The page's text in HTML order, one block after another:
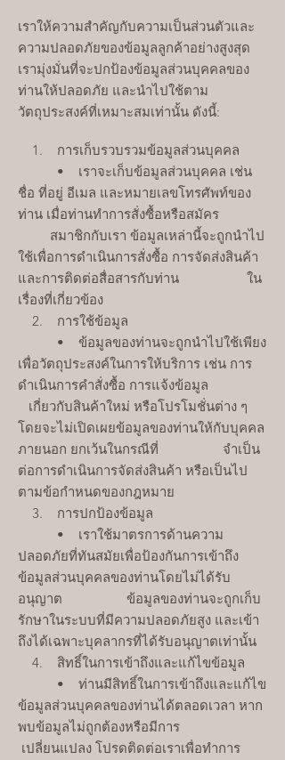
เราให้ความสำคัญกับความเป็นส่วนตัวและ
ความปลอดภัยของข้อมูลลูกค้าอย่างสูงสุด
เรามุ่งมั่นที่จะปกป้องข้อมูลส่วนบุคคลของ
ท่านให้ปลอดภัย และนำไปใช้ตาม
วัตถุประสงค์ที่เหมาะสมเท่านั้น ดังนี้:
1. การเก็บรวบรวมข้อมูลส่วนบุคคล
• เราจะเก็บข้อมูลส่วนบุคคล เช่น
ชื่อ ที่อยู่ อีเมล และหมายเลขโทรศัพท์ของ
ท่าน เมื่อท่านทำการสั่งซื้อหรือสมัคร
สมาชิกกับเรา ข้อมูลเหล่านี้จะถูกนำไป
ใช้เพื่อการดำเนินการสั่งซื้อ การจัดส่งสินค้า
และการติดต่อสื่อสารกับท่าน ใน
เรื่องที่เกี่ยวข้อง
2. การใช้ข้อมูล
• ข้อมูลของท่านจะถูกนำไปใช้เพียง
เพื่อวัตถุประสงค์ในการให้บริการ เช่น การ
ดำเนินการคำสั่งซื้อ การแจ้งข้อมูล
เกี่ยวกับสินค้าใหม่ หรือโปรโมชั่นต่าง ๆ
โดยจะไม่เปิดเผยข้อมูลของท่านให้กับบุคคล
ภายนอก ยกเว้นในกรณีที่ จำเป็น
ต่อการดำเนินการจัดส่งสินค้า หรือเป็นไป
ตามข้อกำหนดของกฎหมาย
3. การปกป้องข้อมูล
• เราใช้มาตรการด้านความ
ปลอดภัยที่ทันสมัยเพื่อป้องกันการเข้าถึง
ข้อมูลส่วนบุคคลของท่านโดยไม่ได้รับ
อนุญาต ข้อมูลของท่านจะถูกเก็บ
รักษาในระบบที่มีความปลอดภัยสูง และเข้า
ถึงได้เฉพาะบุคลากรที่ได้รับอนุญาตเท่านั้น
4. สิทธิ์ในการเข้าถึงและแก้ไขข้อมูล
• ท่านมีสิทธิ์ในการเข้าถึงและแก้ไข
ข้อมูลส่วนบุคคลของท่านได้ตลอดเวลา หาก
พบข้อมูลไม่ถูกต้องหรือมีการ
เปลี่ยนแปลง โปรดติดต่อเราเพื่อทำการ